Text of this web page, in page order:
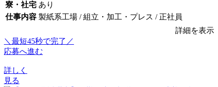
寮・社宅 あり
仕事内容 製紙系工場 / 組立・加工・プレス / 正社員
詳細を表示
＼最短45秒で完了／
応募へ進む
詳しく
見る